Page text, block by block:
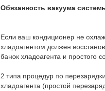
Обязанность вакуума
Если ваш кондиционер не
хладоагентом должен
банок хладоагента и простого
2 типа процедур по
хладоагента (простой